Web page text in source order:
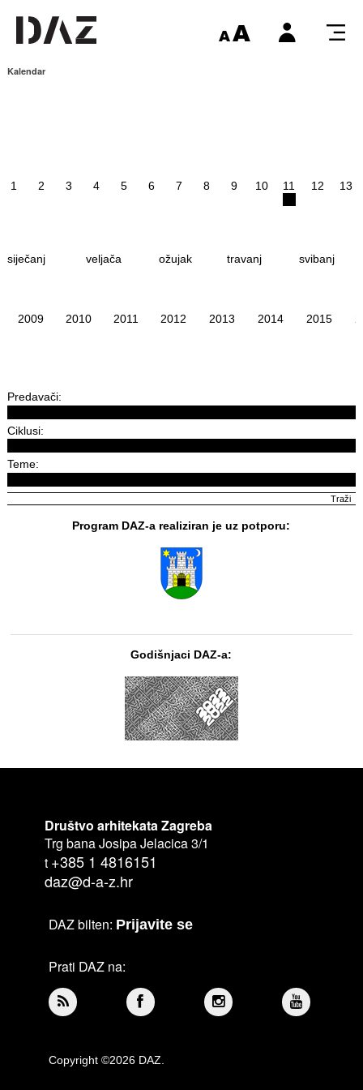
Kalendar
1 2 3 4 5 6 7 8 9 10 11 12 13
siječanj veljača ožujak travanj svibanj
2009 2010 2011 2012 2013 2014 2015
Predavači:
Ciklusi:
Teme:
Program DAZ-a realiziran je uz potporu:
Godišnjaci DAZ-a:
Društvo arhitekata Zagreba
Trg bana Josipa Jelacica 3/1
t +385 1 4816151
daz@d-a-z.hr
DAZ bilten: Prijavite se
Prati DAZ na:
Copyright ©2026 DAZ.